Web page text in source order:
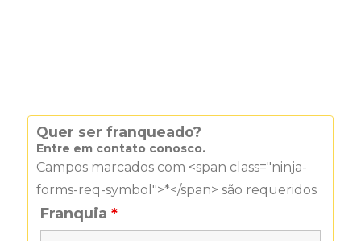
Quer ser franqueado?
Entre em contato conosco.
Campos marcados com <span class="ninja-
forms-req-symbol">*</span> são requeridos
Franquia*